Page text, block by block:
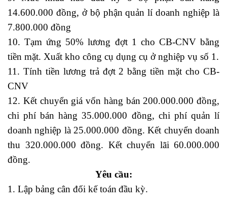
14.600.000 đồng, ở bộ phận quản lí doanh nghiệp là
7.800.000 đồng
10. Tạm ứng 50% lương đợt 1 cho CB-CNV bằng
tiền mặt. Xuất kho công cụ dụng cụ ở nghiệp vụ số 1.
11. Tính tiền lương trả đợt 2 bằng tiền mặt cho CB-
CNV
12. Kết chuyển giá vốn hàng bán 200.000.000 đồng,
chi phí bán hàng 35.000.000 đồng, chi phí quản lí
doanh nghiệp là 25.000.000 đồng. Kết chuyển doanh
thu 320.000.000 đồng. Kết chuyển lãi 60.000.000
đồng.
Yêu cầu:
1. Lập bảng cân đối kế toán đầu kỳ.